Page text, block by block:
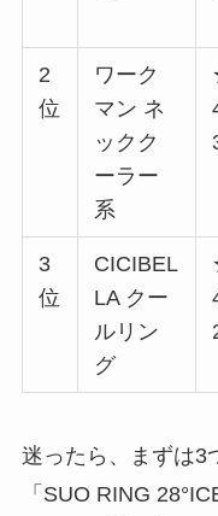
2
位
ワーク
マン ネ
ックク
ーラー
系
3
位
CICIBEL
LA クー
ルリン
グ
迷ったら、まずは3
「SUO RING